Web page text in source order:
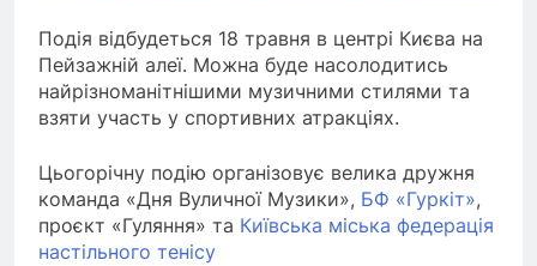
Подія відбудеться 18 травня в центрі Києва на
Пейзажній алеї. Можна буде насолодитись
найрізноманітнішими музичними стилями та
взяти участь у спортивних атракціях.
Цьогорічну подію організовує велика дружня
команда «Дня Вуличної Музики», БФ «Гуркіт»,
проєкт «Гуляння» та Київська міська федерація
настільного тенісу